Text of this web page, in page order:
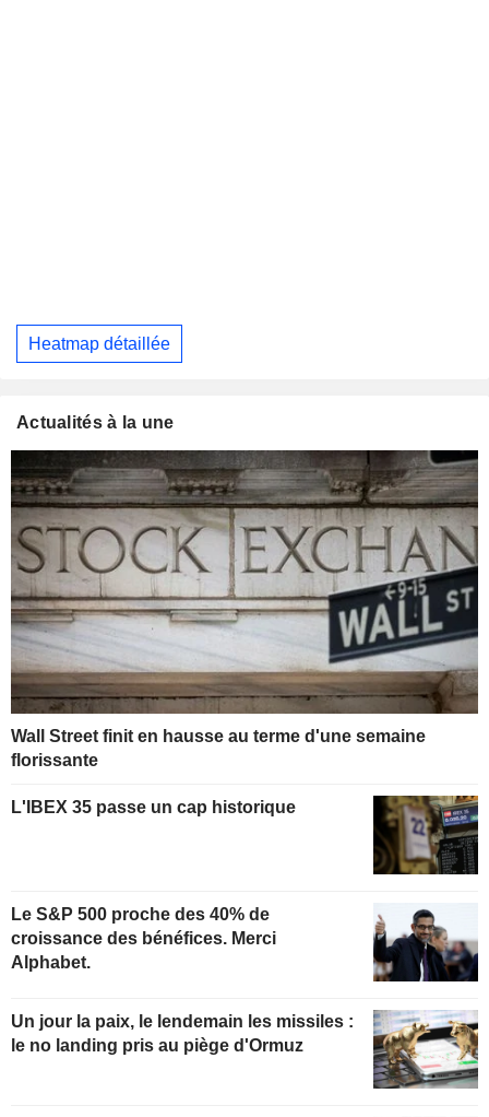
Heatmap détaillée
Actualités à la une
Wall Street finit en hausse au terme d'une semaine
florissante
L'IBEX 35 passe un cap historique
Le S&P 500 proche des 40% de
croissance des bénéfices. Merci
Alphabet.
Un jour la paix, le lendemain les missiles :
le no landing pris au piège d'Ormuz